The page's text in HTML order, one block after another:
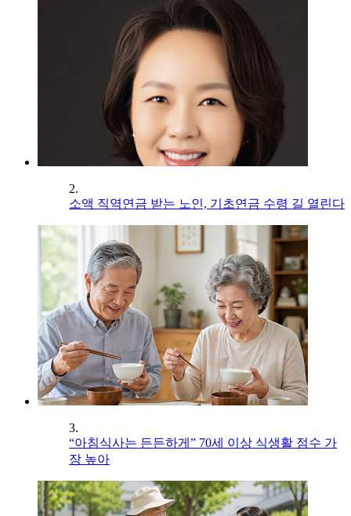
2.
소액 직역연금 받는 노인, 기초연금 수령 길 열린다
3.
“아침식사는 든든하게” 70세 이상 식생활 점수 가
장 높아